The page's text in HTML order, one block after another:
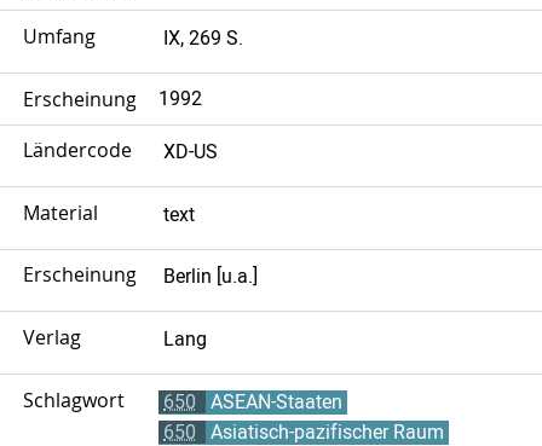
Umfang IX, 269 S.
Erscheinungsjahr1992
Ländercode XD-US
Material text
ErscheinungsortBerlin [u.a.]
Verlag Lang
Schlagwort 650
ASEAN-Staaten
650
Asiatisch-pazifischer Raum